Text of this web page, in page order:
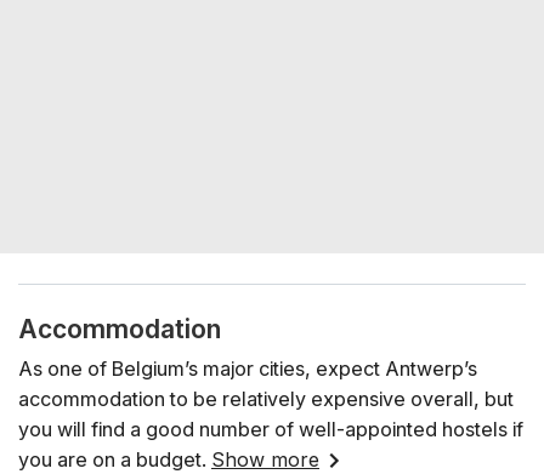
Accommodation
As one of Belgium’s major cities, expect Antwerp’s
accommodation to be relatively expensive overall, but
you will find a good number of well-appointed hostels if
you are on a budget. Show more